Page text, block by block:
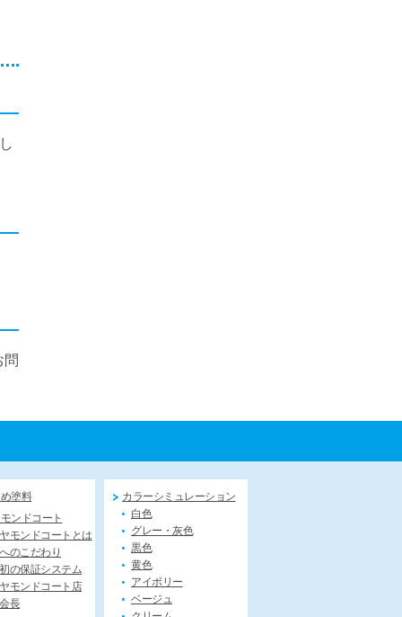
問
塗料
ンドコート
モンドコートとは
のこだわり
の保証システム
モンドコート店
長
カラーシミュレーション
白色
グレー・灰色
黒色
黄色
アイボリー
ベージュ